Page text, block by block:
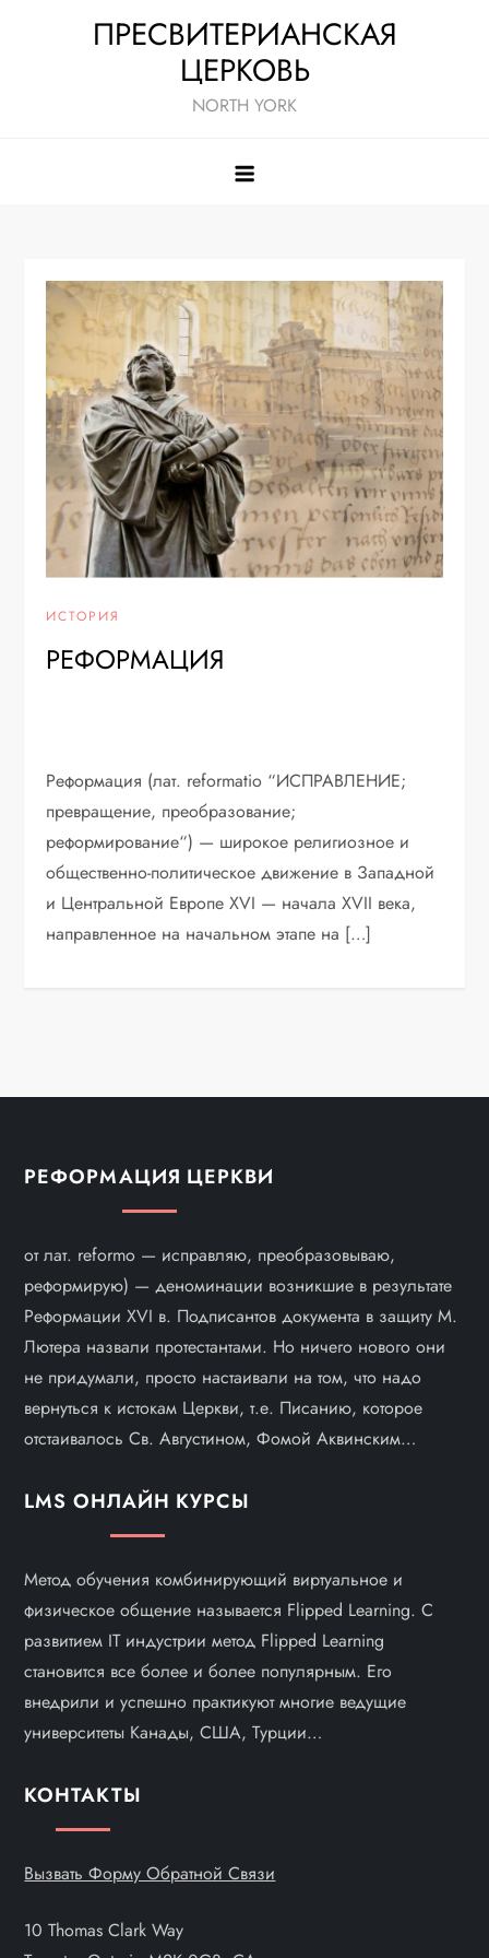
ПРЕСВИТЕРИАНСКАЯ
ЦЕРКОВЬ
NORTH YORK
ИСТОРИЯ
РЕФОРМАЦИЯ
Реформация (лат. reformatio “ИСПРАВЛЕНИЕ;
превращение, преобразование;
реформирование“) — широкое религиозное и
общественно-политическое движение в Западной
и Центральной Европе XVI — начала XVII века,
направленное на начальном этапе на […]
РЕФОРМАЦИЯ ЦЕРКВИ
от лат. reformo — исправляю, преобразовываю,
реформирую) — деноминации возникшие в результате
Реформации XVI в. Подписантов документа в защиту М.
Лютера назвали протестантами. Но ничего нового они
не придумали, просто настаивали на том, что надо
вернуться к истокам Церкви, т.е. Писанию, которое
отстаивалось Св. Августином, Фомой Аквинским…
LMS ОНЛАЙН КУРСЫ
Метод обучения комбинирующий виртуальное и
физическое общение называется Flipped Learning. С
развитием IT индустрии метод Flipped Learning
становится все более и более популярным. Его
внедрили и успешно практикуют многие ведущие
университеты Канады, США, Турции…
КОНТАКТЫ
Вызвать Форму Обратной Связи
10 Thomas Clark Way